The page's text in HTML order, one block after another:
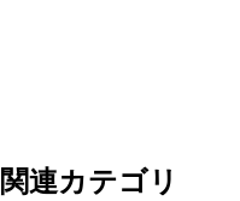
関連カテゴリ